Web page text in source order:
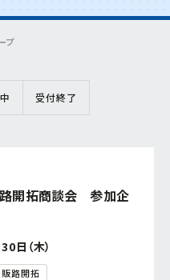
たい
せ
プ
受付終了
開拓商談会 参加企
日（木）
販路開拓